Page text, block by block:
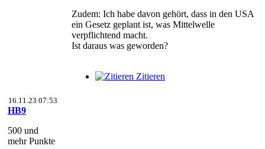
Zudem: Ich habe davon gehört, dass in den USA
ein Gesetz geplant ist, was Mittelwelle
verpflichtend macht.
Ist daraus was geworden?
Zitieren
16.11.23 07:53
HB9
500 und
mehr Punkte